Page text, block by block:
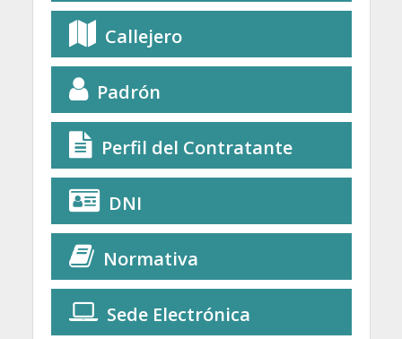
Callejero
Padrón
Perfil del Contratante
DNI
Normativa
Sede Electrónica